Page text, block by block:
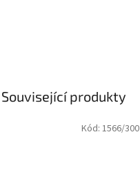
Související produkty
Kód: 1566/300